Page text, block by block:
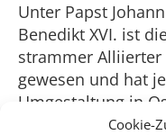
Cookie-
Unter Papst
Benedikt XVI. ist
strammer Alliierter
gewesen und hat
Umgestaltung in
Gegenzug haben